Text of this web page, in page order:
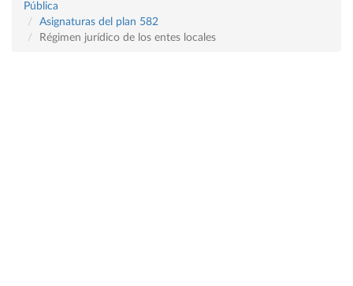
Pública
Asignaturas del plan 582
Régimen jurídico de los entes locales